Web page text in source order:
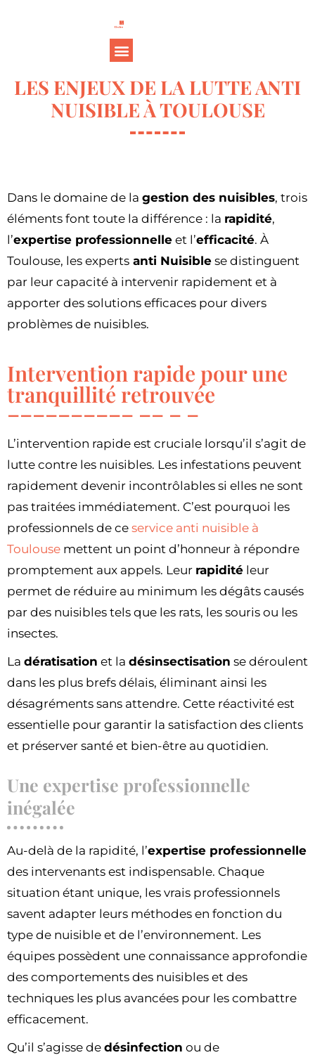
LES ENJEUX DE LA LUTTE ANTI
NUISIBLE À TOULOUSE
Dans le domaine de la gestion des nuisibles, trois
éléments font toute la différence : la rapidité,
l’expertise professionnelle et l’efficacité. À
Toulouse, les experts anti Nuisible se distinguent
par leur capacité à intervenir rapidement et à
apporter des solutions efficaces pour divers
problèmes de nuisibles.
Intervention rapide pour une
tranquillité retrouvée
L’intervention rapide est cruciale lorsqu’il s’agit de
lutte contre les nuisibles. Les infestations peuvent
rapidement devenir incontrôlables si elles ne sont
pas traitées immédiatement. C’est pourquoi les
professionnels de ce service anti nuisible à
Toulouse mettent un point d’honneur à répondre
promptement aux appels. Leur rapidité leur
permet de réduire au minimum les dégâts causés
par des nuisibles tels que les rats, les souris ou les
insectes.
La dératisation et la désinsectisation se déroulent
dans les plus brefs délais, éliminant ainsi les
désagréments sans attendre. Cette réactivité est
essentielle pour garantir la satisfaction des clients
et préserver santé et bien-être au quotidien.
Une expertise professionnelle
inégalée
Au-delà de la rapidité, l’expertise professionnelle
des intervenants est indispensable. Chaque
situation étant unique, les vrais professionnels
savent adapter leurs méthodes en fonction du
type de nuisible et de l’environnement. Les
équipes possèdent une connaissance approfondie
des comportements des nuisibles et des
techniques les plus avancées pour les combattre
efficacement.
Qu’il s’agisse de désinfection ou de